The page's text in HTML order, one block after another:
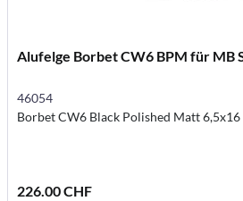
Alufelge Borbet CW6 BPM für MB
46054
Borbet CW6 Black Polished Matt
226.00 CHF